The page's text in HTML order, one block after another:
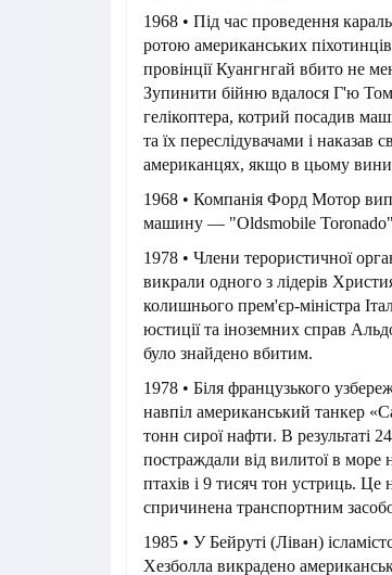
1968 • Під час проведення
ротою американських
провінції Куангнгай вбито не
Зупинити бійню вдалося Г'ю
гелікоптера, котрий посадив
та їх переслідувачами і наказав
американцях, якщо в цьому
1968 • Компанія Форд Мотор
машину — "Oldsmobile
1978 • Члени терористичної
викрали одного з лідерів
колишнього прем'єр-міністра
юстиції та іноземних справ
було знайдено вбитим.
1978 • Біля французького
навпіл американський танкер
тонн сирої нафти. В результаті
постраждали від вилитої в море
птахів і 9 тисяч тон устриць. Це
спричинена транспортним
1985 • У Бейруті (Ліван)
Хезболла викрадено